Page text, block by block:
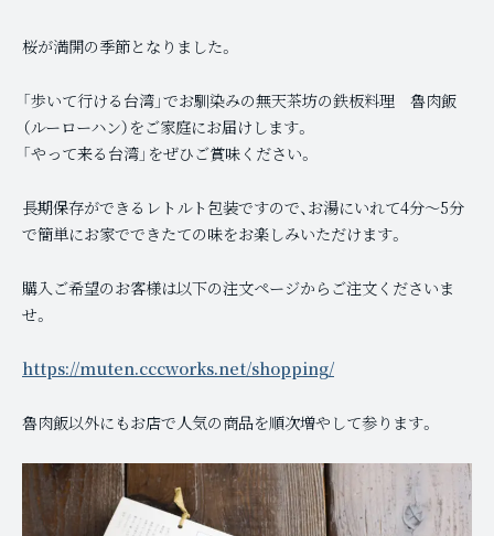
桜が満開の季節となりました。
「歩いて行ける台湾」でお馴染みの無天茶坊の鉄板料理 魯肉飯
（ルーローハン）をご家庭にお届けします。
「やって来る台湾」をぜひご賞味ください。
長期保存ができるレトルト包装ですので、お湯にいれて4分〜5分
で簡単にお家でできたての味をお楽しみいただけます。
購入ご希望のお客様は以下の注文ページからご注文くださいま
せ。
https://muten.cccworks.net/shopping/
魯肉飯以外にもお店で人気の商品を順次増やして参ります。